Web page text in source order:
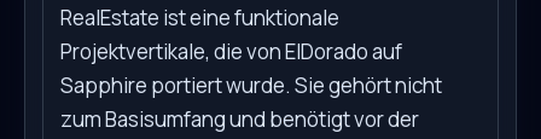
RealEstate ist eine funktionale
Projektvertikale, die von ElDorado auf
Sapphire portiert wurde. Sie gehört nicht
zum Basisumfang und benötigt vor der